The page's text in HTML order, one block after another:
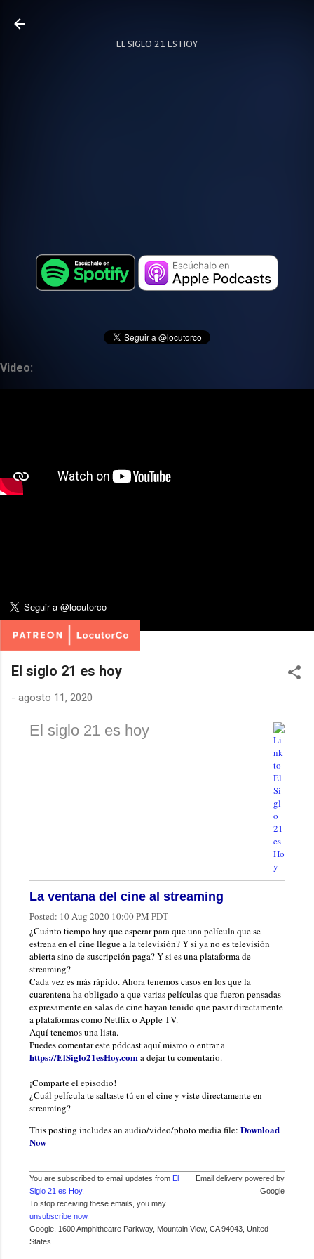
EL SIGLO 21 ES HOY
Video:
El siglo 21 es hoy
- agosto 11, 2020
El siglo 21 es hoy
La ventana del cine al streaming
Posted: 10 Aug 2020 10:00 PM PDT
¿Cuánto tiempo hay que esperar para que una película que se
estrena en el cine llegue a la televisión? Y si ya no es televisión
abierta sino de suscripción paga? Y si es una plataforma de
streaming?
Cada vez es más rápido. Ahora tenemos casos en los que la
cuarentena ha obligado a que varias películas que fueron pensadas
expresamente en salas de cine hayan tenido que pasar directamente
a plataformas como Netflix o Apple TV.
Aquí tenemos una lista.
Puedes comentar este pódcast aquí mismo o entrar a
https://ElSiglo21esHoy.com a dejar tu comentario.
¡Comparte el episodio!
¿Cuál película te saltaste tú en el cine y viste directamente en
streaming?
This posting includes an audio/video/photo media file: Download
Now
You are subscribed to email updates from El
Siglo 21 es Hoy.
To stop receiving these emails, you may
unsubscribe now.
Email delivery powered by
Google
Google, 1600 Amphitheatre Parkway, Mountain View, CA 94043, United
States